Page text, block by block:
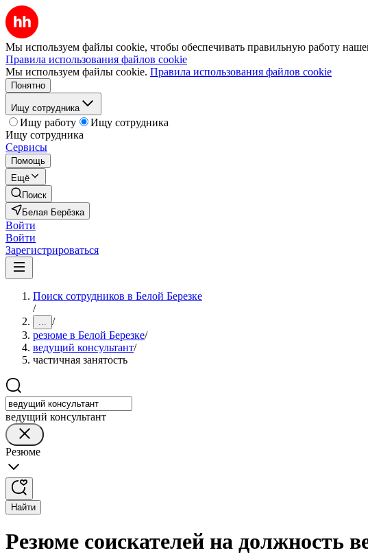
Мы используем файлы cookie, чтобы обеспечивать правильную работу
Правила использования файлов cookie
Мы используем файлы cookie. Правила использования файлов cookie
Понятно
Ищу сотрудника
Ищу работу
Ищу сотрудника
Ищу сотрудника
Сервисы
Помощь
Ещё
Поиск
Белая Берёзка
Войти
Войти
Зарегистрироваться
Поиск сотрудников в Белой Березке
/
... /
резюме в Белой Березке/
ведущий консультант/
частичная занятость
ведущий консультант
Резюме
Найти
Резюме соискателей на должность